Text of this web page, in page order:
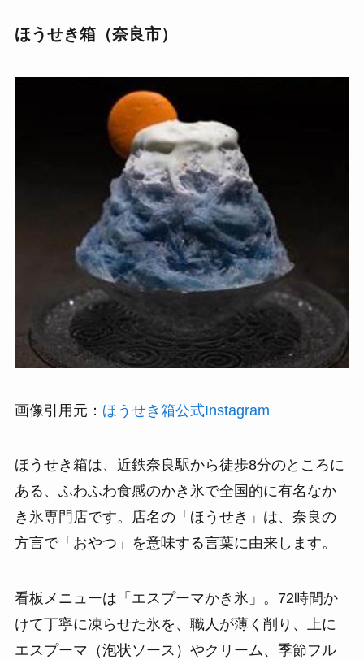
ほうせき箱（奈良市）
画像引用元： ほうせき箱公式Instagram
ほうせき箱は、近鉄奈良駅から徒歩8分のところに
ある、ふわふわ食感のかき氷で全国的に有名なか
き氷専門店です。店名の「ほうせき」は、奈良の
方言で「おやつ」を意味する言葉に由来します。
看板メニューは「エスプーマかき氷」。72時間か
けて丁寧に凍らせた氷を、職人が薄く削り、上に
エスプーマ（泡状ソース）やクリーム、季節フル